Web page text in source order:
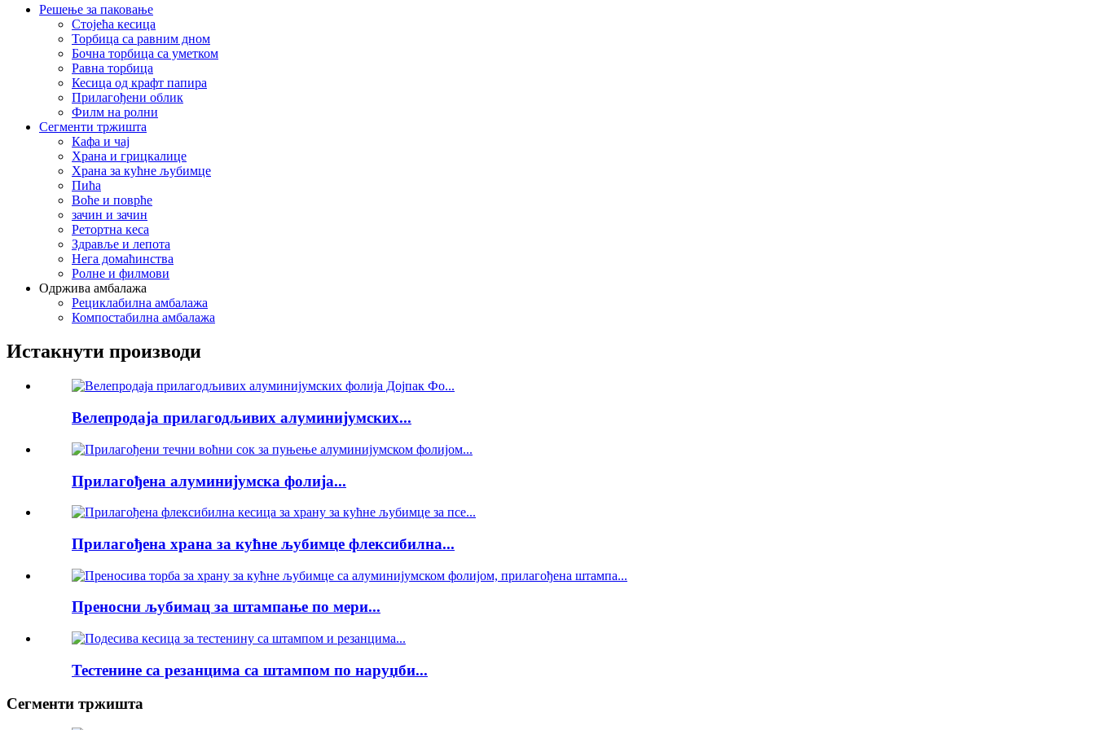
Решење за паковање
Стојећа кесица
Торбица са равним дном
Бочна торбица са уметком
Равна торбица
Кесица од крафт папира
Прилагођени облик
Филм на ролни
Сегменти тржишта
Кафа и чај
Храна и грицкалице
Храна за кућне љубимце
Пића
Воће и поврће
зачин и зачин
Ретортна кеса
Здравље и лепота
Нега домаћинства
Ролне и филмови
Одржива амбалажа
Рециклабилна амбалажа
Компостабилна амбалажа
Истакнути производи
Велепродаја прилагодљивих алуминијумских...
Прилагођена алуминијумска фолија...
Прилагођена храна за кућне љубимце флексибилна...
Преносни љубимац за штампање по мери...
Тестенине са резанцима са штампом по наруџби...
Сегменти тржишта